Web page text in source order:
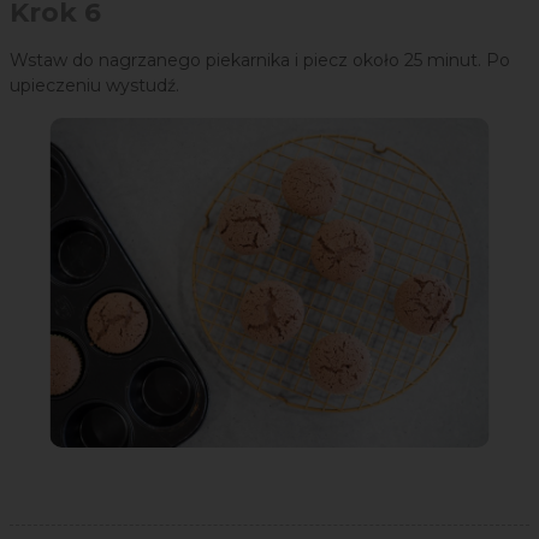
Wstaw do nagrzanego piekarnika i piecz około 25 minut. Po
upieczeniu wystudź.